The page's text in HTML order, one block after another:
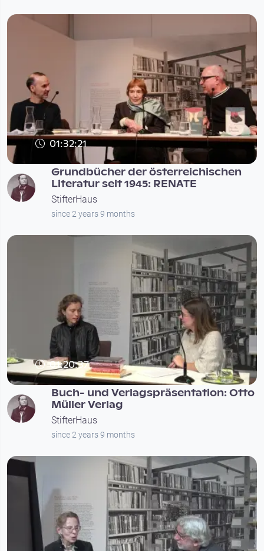
01:32:21
Grundbücher der österreichischen
Literatur seit 1945: RENATE
StifterHaus
since 2 years 9 months
01:20:37
Buch- und Verlagspräsentation: Otto
Müller Verlag
StifterHaus
since 2 years 9 months